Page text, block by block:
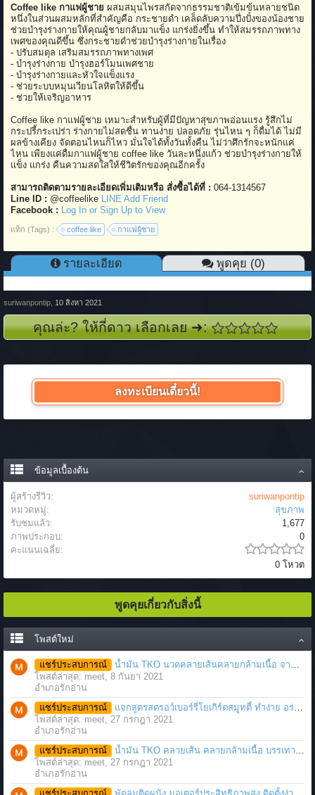
Coffee like กาแฟผู้ชาย ผสมสมุนไพรสกัดจากธรรมชาติเข้มข้นหลายชนิด
หนึ่งในส่วนผสมหลักที่สำคัญคือ กระชายดำ เคล็ดลับความปึ่งปั๋งของน้องชาย
ช่วยบำรุงร่างกายให้คุณผู้ชายกลับมาแข็ง แกร่งยิ่งขึ้น ทำให้สมรรถภาพทาง
เพศของคุณดีขึ้น ซึ่งกระชายดำช่วยบำรุงร่างกายในเรื่อง
- ปรับสมดุล เสริมสมรรถภาพทางเพศ
- บำรุงร่างกาย บำรุงฮอร์โมนเพศชาย
- บำรุงร่างกายและหัวใจแข็งแรง
- ช่วยระบบหมุนเวียนโลหิตให้ดีขึ้น
- ช่วยให้เจริญอาหาร
Coffee like กาแฟผู้ชาย เหมาะสำหรับผู้ที่มีปัญหาสุขภาพอ่อนแรง รู้สึกไม่
กระปรี้กระเปร่า ร่างกายไม่สดชื่น ทานง่าย ปลอดภัย รุ่นไหน ๆ ก็ดื่มได้ ไม่มี
ผลข้างเคียง จัดตอนไหนก็ไหว มั่นใจได้ทั้งวันทั้งคืน ไม่ว่าศึกรักจะหนักแค่
ไหน เพียงแค่ดื่มกาแฟผู้ชาย coffee like วันละหนึ่งแก้ว ช่วยบำรุงร่างกายให้
แข็ง แกร่ง คืนความสดใสให้ชีวิตรักของคุณอีกครั้ง
สามารถติดตามรายละเอียดเพิ่มเติมหรือ สั่งซื้อได้ที่ : 064-1314567
Line ID : @coffeelike LINE Add Friend
Facebook : Log In or Sign Up to View
แท็ก (Tags) : coffee like กาแฟผู้ชาย
รายละเอียด พูดคุย (0)
suriwanpontip 10 สิงหา 2021
คุณล่ะ? ให้กี่ดาว เลือกเลย ➜:
ลงทะเบียนเดี๋ยวนี้!
ข้อมูลเบื้องต้น
ผู้สร้างรีวิว:
suriwanpontip
หมวดหมู่:
สุขภาพ
รับชมแล้ว:
1,677
ภาพประกอบ:
0
คะแนนเฉลี่ย:
0 โหวต
พูดคุยเกี่ยวกับสิ่งนี้
โพสต์ใหม่
แชร์ประสบการณ์
น้ำมัน TKO นวดคลายเส้นคลายกล้ามเนื้อ จากภาวะตึงหรือเคล็ด บาดเจ็บ ได้อย่างฉับพลัน
โพสต์ล่าสุด: meet, 8 กันยา 2021
อำเภอรักอ่าน
แชร์ประสบการณ์
แจกสูตรสตรอว์เบอร์รี่โยเกิร์ตสมูทตี้ ทำง่าย อร่อย แค่มีเครื่องปั่นน้ำผลไม้
โพสต์ล่าสุด: meet, 27 กรกฎา 2021
อำเภอรักอ่าน
แชร์ประสบการณ์
น้ำมัน TKO คลายเส้น คลายกล้ามเนื้อ บรรเทาอาการบาดเจ็บโดยฉับพลัน
โพสต์ล่าสุด: meet, 27 กรกฎา 2021
อำเภอรักอ่าน